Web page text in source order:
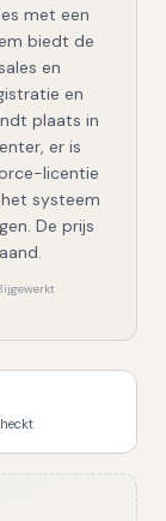
met een
biedt de
en
en
plaats in
er is
licentie
systeem
De prijs